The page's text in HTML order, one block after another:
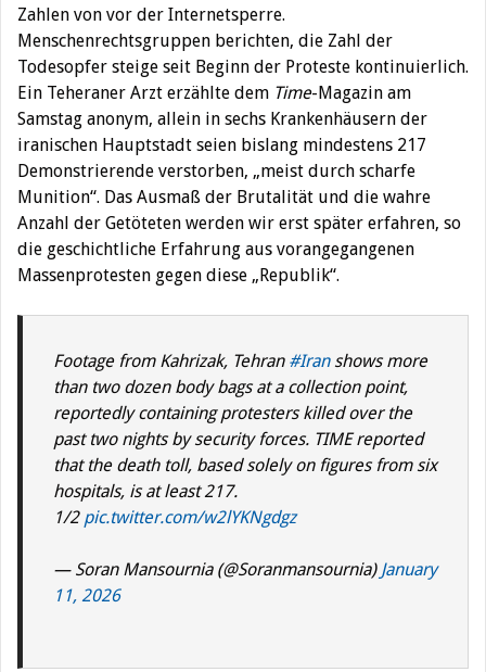
Zahlen von vor der Internetsperre.
Menschenrechtsgruppen berichten, die Zahl der
Todesopfer steige seit Beginn der Proteste kontinuierlich.
Ein Teheraner Arzt erzählte dem Time-Magazin am
Samstag anonym, allein in sechs Krankenhäusern der
iranischen Hauptstadt seien bislang mindestens 217
Demonstrierende verstorben, „meist durch scharfe
Munition“. Das Ausmaß der Brutalität und die wahre
Anzahl der Getöteten werden wir erst später erfahren, so
die geschichtliche Erfahrung aus vorangegangenen
Massenprotesten gegen diese „Republik“.
Footage from Kahrizak, Tehran #Iranshows more
than two dozen body bags at a collection point,
reportedly containing protesters killed over the
past two nights by security forces. TIME reported
that the death toll, based solely on figures from six
hospitals, is at least 217.
1/2 pic.twitter.com/w2lYKNgdgz
— Soran Mansournia (@Soranmansournia) January
11, 2026